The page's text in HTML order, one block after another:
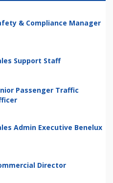
& Compliance Manager
Support Staff
Passenger Traffic
Admin Executive Benelux
Director